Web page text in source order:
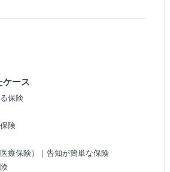
ケース
保険
険
療保険）｜告知が簡単な保険